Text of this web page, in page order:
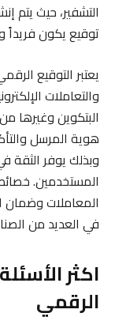
التشفير، حيث يتم
توقيع يكون فريداً
يعتبر التوقيع
والتعاملات
البتكوين وغيرها
هوية المرسل
وبذلك يوفر
المستخدمين.
المعاملات وضمان
في العديد من
اكثر
الرقمي